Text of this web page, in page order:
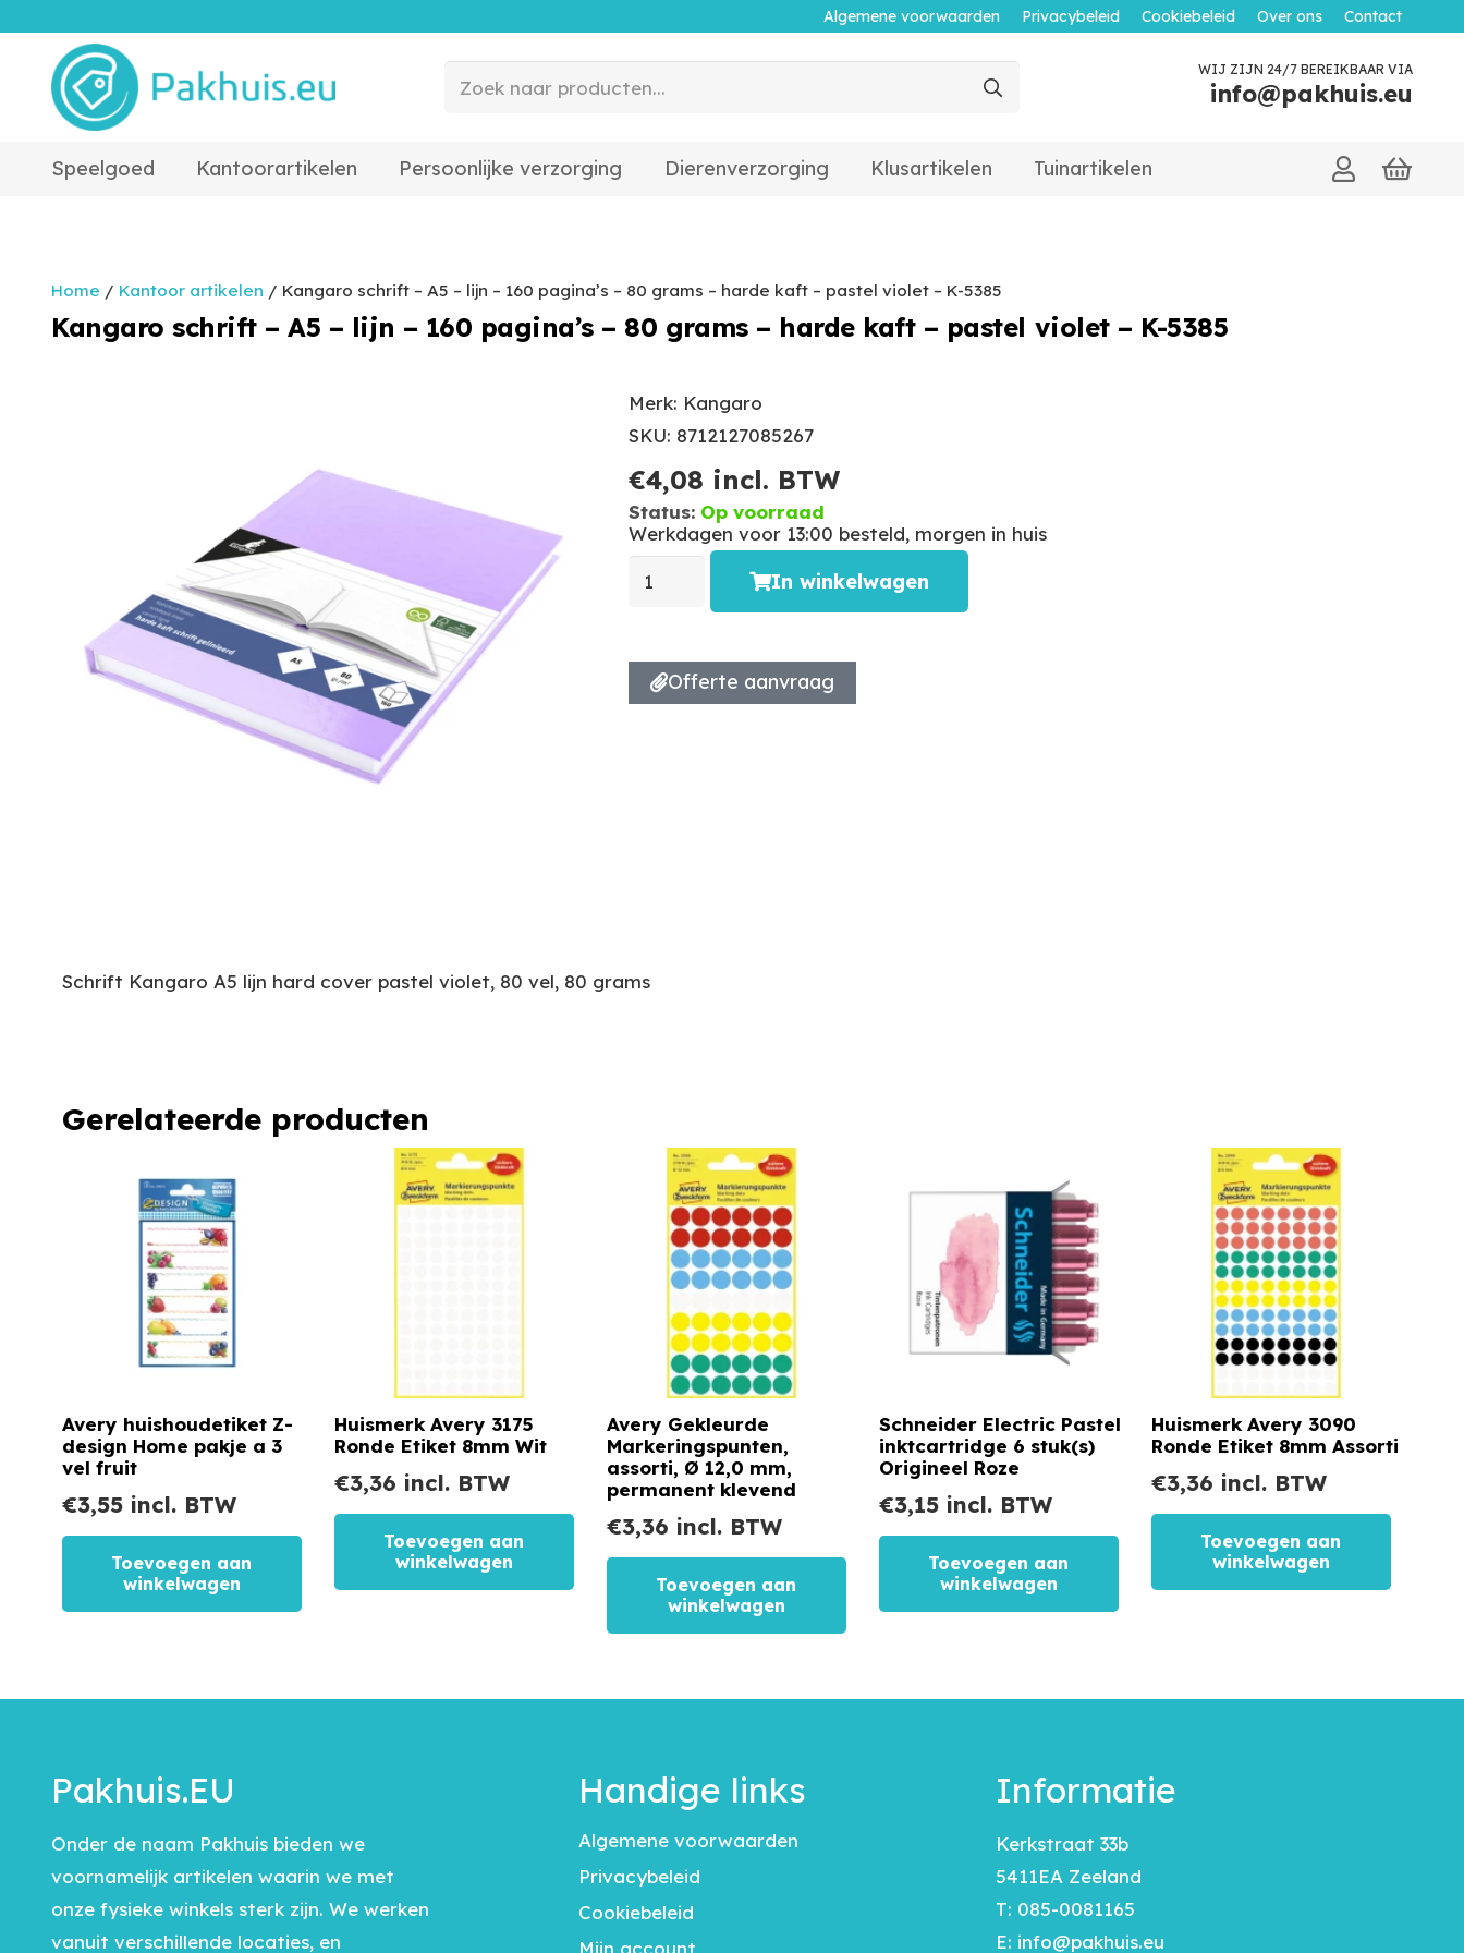
Algemene voorwaarden Privacybeleid Cookiebeleid Over ons Contact
WIJ ZIJN 24/7 BEREIKBAAR VIA
info@pakhuis.eu
Speelgoed Kantoorartikelen Persoonlijke verzorging Dierenverzorging Klusartikelen Tuinartikelen
Home / Kantoor artikelen / Kangaro schrift – A5 – lijn – 160 pagina’s – 80 grams – harde kaft – pastel violet – K-5385
Kangaro schrift – A5 – lijn – 160 pagina’s – 80 grams – harde kaft – pastel violet – K-5385
Merk: Kangaro
SKU: 8712127085267
€4,08 incl. BTW
Status: Op voorraad
Werkdagen voor 13:00 besteld, morgen in huis
In winkelwagen
Offerte aanvraag
Schrift Kangaro A5 lijn hard cover pastel violet, 80 vel, 80 grams
Gerelateerde producten
Avery huishoudetiket Z-
design Home pakje a 3
vel fruit
€3,55 incl. BTW
Toevoegen aan
winkelwagen
Huismerk Avery 3175
Ronde Etiket 8mm Wit
€3,36 incl. BTW
Toevoegen aan
winkelwagen
Avery Gekleurde
Markeringspunten,
assorti, Ø 12,0 mm,
permanent klevend
€3,36 incl. BTW
Toevoegen aan
winkelwagen
Schneider Electric Pastel
inktcartridge 6 stuk(s)
Origineel Roze
€3,15 incl. BTW
Toevoegen aan
winkelwagen
Huismerk Avery 3090
Ronde Etiket 8mm Assorti
€3,36 incl. BTW
Toevoegen aan
winkelwagen
Pakhuis.EU
Onder de naam Pakhuis bieden we
voornamelijk artikelen waarin we met
onze fysieke winkels sterk zijn. We werken
vanuit verschillende locaties, en
Handige links
Algemene voorwaarden
Privacybeleid
Cookiebeleid
Mijn account
Informatie
Kerkstraat 33b
5411EA Zeeland
T: 085-0081165
E: info@pakhuis.eu